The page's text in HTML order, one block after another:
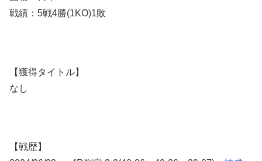
戦績：5戦4勝(1KO)1敗
【獲得タイトル】
なし
【戦歴】